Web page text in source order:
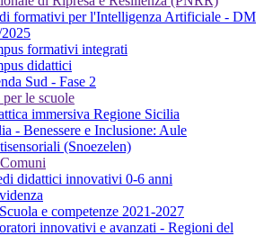
formativi per l'Intelligenza Artificiale - DM
formativi integrati
didattici
Sud - Fase 2
le scuole
immersiva Regione Sicilia
- Benessere e Inclusione: Aule
(Snoezelen)
didattici innovativi 0-6 anni
e competenze 2021-2027
innovativi e avanzati - Regioni del